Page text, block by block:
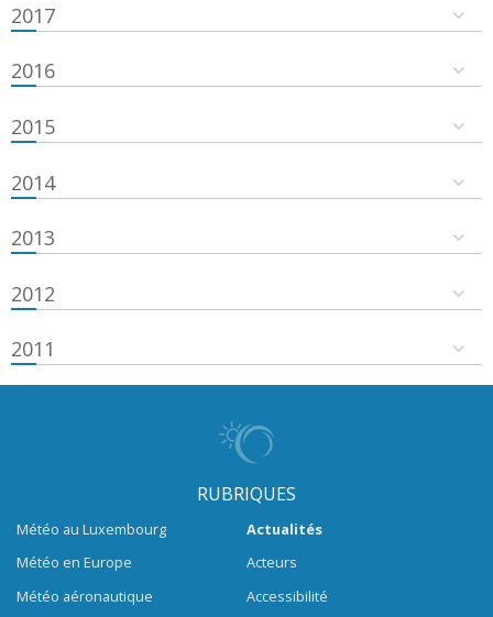
2017
2016
2015
2014
2013
2012
2011
RUBRIQUES
Météo au Luxembourg
Météo en Europe
Météo aéronautique
Actualités
Acteurs
Accessibilité